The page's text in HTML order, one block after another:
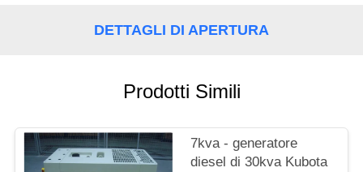
CITAZIONE
SITO
DETTAGLI DI APERTURA
Prodotti Simili
7kva - generatore
diesel di 30kva Kubota